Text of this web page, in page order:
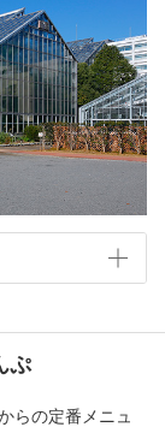
ぷ
らの定番メニュ